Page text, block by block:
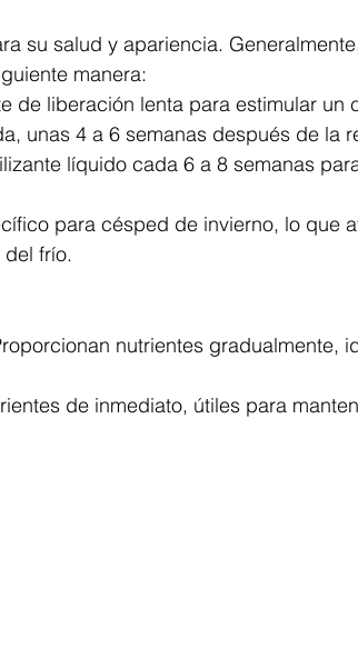
su salud y apariencia.
manera:
de liberación lenta para estimular un
unas 4 a 6 semanas después de la
líquido cada 6 a 8 semanas
para césped de invierno, lo que
frío.
nutrientes gradualmente,
de inmediato, útiles para